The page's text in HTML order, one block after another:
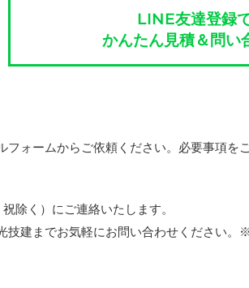
LINE友達登録
かんたん見積＆問い
フォームからご依頼ください。必要事項
除く）にご連絡いたします。
技建までお気軽にお問い合わせください